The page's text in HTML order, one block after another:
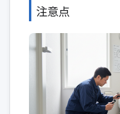
注意点